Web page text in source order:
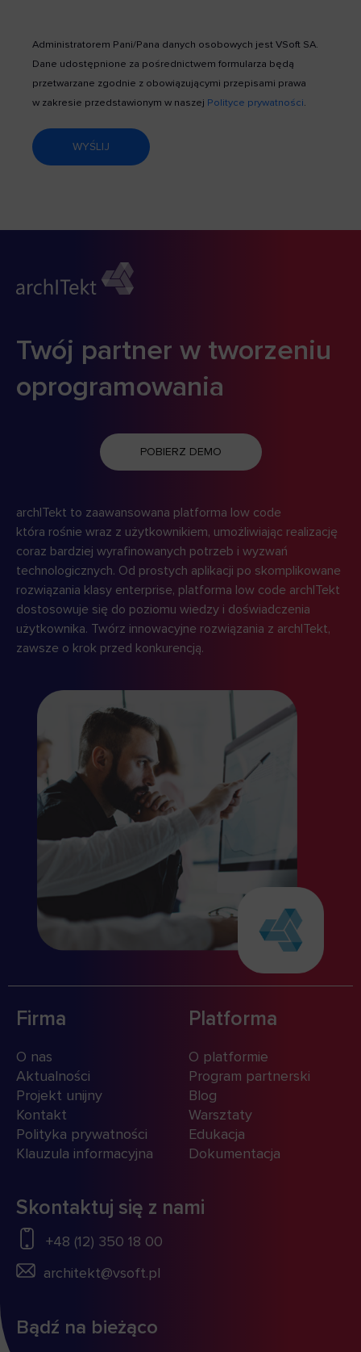
Administratorem Pani/Pana danych osobowych jest VSoft SA.
Dane udostępnione za pośrednictwem formularza będą
przetwarzane zgodnie z obowiązującymi przepisami prawa
w zakresie przedstawionym w naszej Polityce prywatności.
WYŚLIJ
Twój partner w tworzeniu
oprogramowania
POBIERZ DEMO
archITekt to zaawansowana platforma low code
która rośnie wraz z użytkownikiem, umożliwiając realizację
coraz bardziej wyrafinowanych potrzeb i wyzwań
technologicznych. Od prostych aplikacji po skomplikowane
rozwiązania klasy enterprise, platforma low code archITekt
dostosowuje się do poziomu wiedzy i doświadczenia
użytkownika. Twórz innowacyjne rozwiązania z archITekt,
zawsze o krok przed konkurencją.
Firma
O nas
Aktualności
Projekt unijny
Kontakt
Polityka prywatności
Klauzula informacyjna
Platforma
O platformie
Program partnerski
Blog
Warsztaty
Edukacja
Dokumentacja
Skontaktuj się z nami
+48 (12) 350 18 00
architekt@vsoft.pl
Bądź na bieżąco